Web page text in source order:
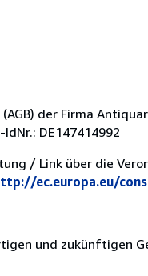
der Firma
DE147414992
/ Link über die
ec.europa.eu/
und zukünftigen